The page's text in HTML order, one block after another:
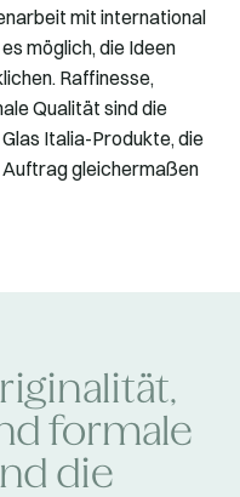
mit international
möglich, die Ideen
Raffinesse,
Qualität sind die
Italia-Produkte, die
Auftrag gleichermaßen
formale
die